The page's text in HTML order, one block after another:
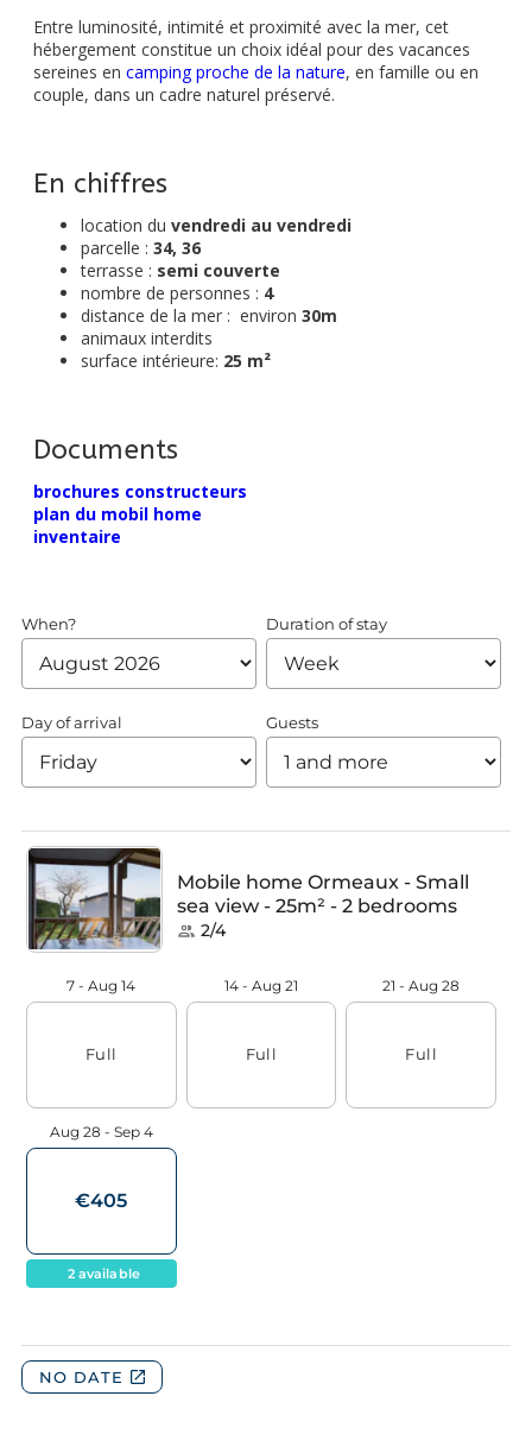
Entre luminosité, intimité et proximité avec la mer, cet
hébergement constitue un choix idéal pour des vacances
sereines en camping proche de la nature, en famille ou en
couple, dans un cadre naturel préservé.
En chiffres
location du vendredi au vendredi
parcelle : 34, 36
terrasse : semi couverte
nombre de personnes : 4
distance de la mer : environ 30m
animaux interdits
surface intérieure: 25 m²
Documents
brochures constructeurs
plan du mobil home
inventaire